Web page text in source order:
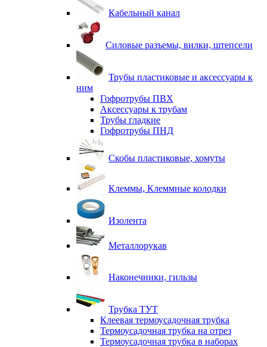
Кабельный канал
Силовые разъемы, вилки, штепсели
Трубы пластиковые и аксессуары к
ним
Гофротрубы ПВХ
Аксессуары к трубам
Трубы гладкие
Гофротрубы ПНД
Скобы пластиковые, хомуты
Клеммы, Клеммные колодки
Изолента
Металлорукав
Наконечники, гильзы
Трубка ТУТ
Клеевая термоусадочная трубка
Термоусадочная трубка на отрез
Термоусадочная трубка в наборах